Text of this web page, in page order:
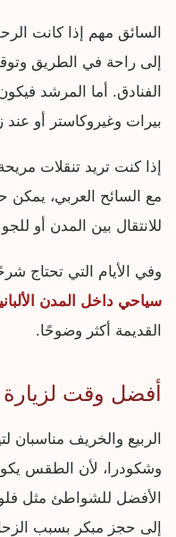
السائق مهم إذا كانت
إلى راحة في الطريق
الفنادق. أما المرشد
بيرات وغيروكاستر أو عند
إذا كنت تريد تنقلات
مع السائح العربي، يمكن
للانتقال بين المدن أو
وفي الأيام التي تحتاج
سياحي داخل المدن
القديمة أكثر وضوحًا.
أفضل وقت لزيارة
الربيع والخريف مناسبان
وشكودرا، لأن الطقس
الأفضل للشواطئ مثل
إلى حجز مبكر بسبب